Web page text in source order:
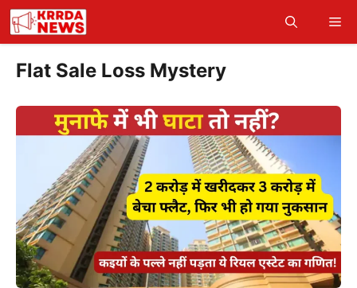
Skip
content
Flat Sale Loss Mystery